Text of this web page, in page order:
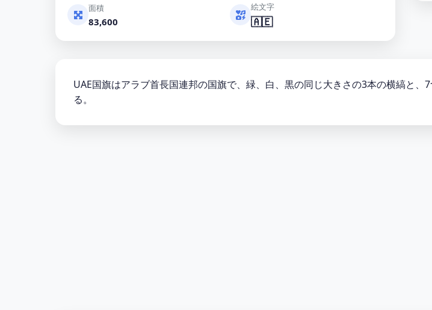
面積
83,600
絵文字
🇦🇪
UAE国旗はアラブ首長国連邦の国旗で、緑、白、黒の同じ大きさの3本の横縞と
る。